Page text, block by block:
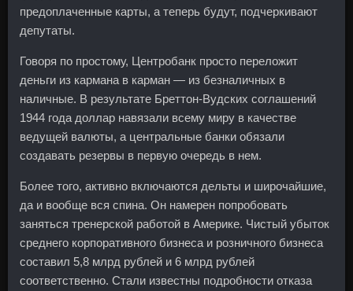
предоплаченные карты, а теперь будут, подчеркивают
депутаты.
Говоря по простому, Центробанк просто переложит
деньги из кармана в карман — из безналичных в
наличные. В результате Бреттон-Вудских соглашений
1944 года доллар навязали всему миру в качестве
ведущей валюты, а центральные банки обязали
создавать резервы в первую очередь в нем.
Более того, активно включаются дельты и широчайшие,
да и вообще вся спина. Он намерен попробовать
заняться тренерской работой в Америке. Чистый убыток
среднего корпоративного бизнеса и розничного бизнеса
составил 5,8 млрд рублей и 6 млрд рублей
соответственно. Стали известны подробности отказа